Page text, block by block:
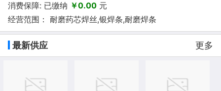
消费保障: 已缴纳 ￥0.00 元
经营范围： 耐磨药芯焊丝,银焊条,耐磨焊条
最新供应 更多